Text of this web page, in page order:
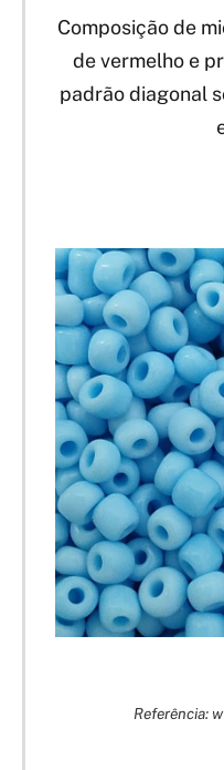
Composição de
de vermelho e
padrão diagonal
Referência: